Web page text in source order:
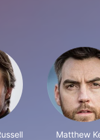
Matthew